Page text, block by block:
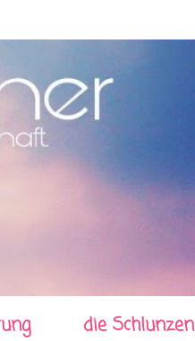
die Schlunzen